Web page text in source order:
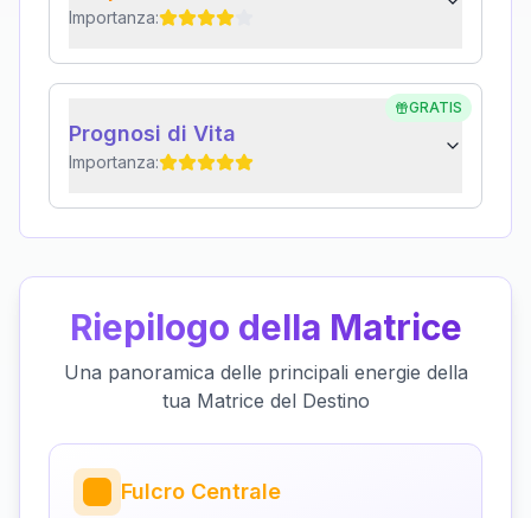
Importanza:
GRATIS
Prognosi di Vita
Importanza:
Riepilogo della Matrice
Una panoramica delle principali energie della
tua Matrice del Destino
Fulcro Centrale